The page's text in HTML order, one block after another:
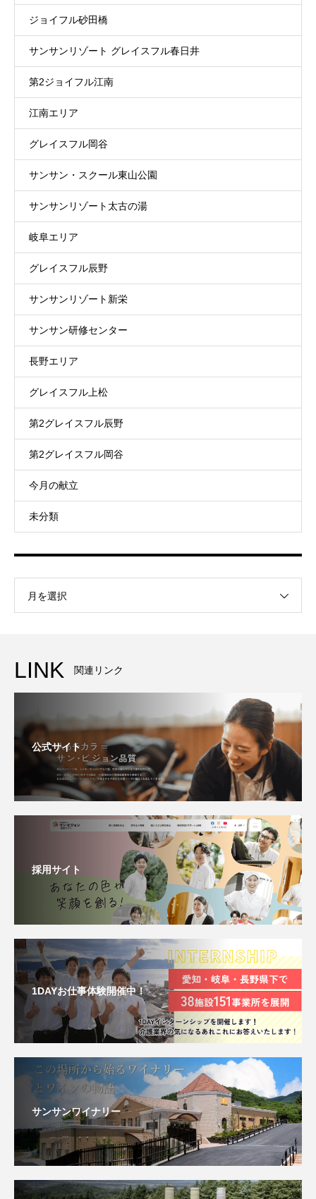
ジョイフル砂田橋
サンサンリゾート グレイスフル春日井
第2ジョイフル江南
江南エリア
グレイスフル岡谷
サンサン・スクール東山公園
サンサンリゾート太古の湯
岐阜エリア
グレイスフル辰野
サンサンリゾート新栄
サンサン研修センター
長野エリア
グレイスフル上松
第2グレイスフル辰野
第2グレイスフル岡谷
今月の献立
未分類
月を選択
LINK 関連リンク
公式サイト
採用サイト
1DAYお仕事体験開催中！
サンサンワイナリー